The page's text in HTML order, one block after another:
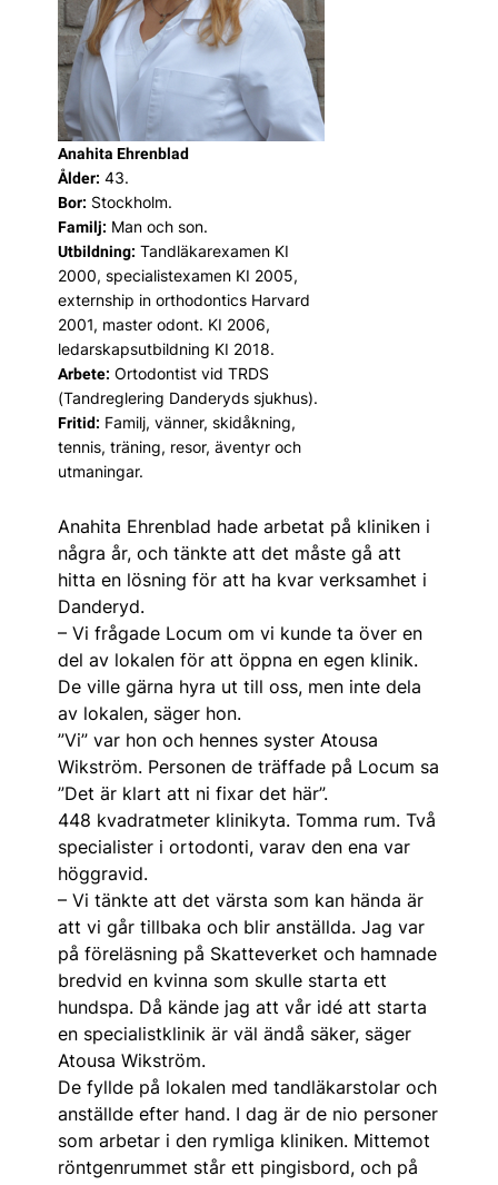
Anahita Ehrenblad
Ålder: 43.
Bor: Stockholm.
Familj: Man och son.
Utbildning: Tandläkarexamen KI
2000, specialistexamen KI 2005,
externship in orthodontics Harvard
2001, master odont. KI 2006,
ledarskapsutbildning KI 2018.
Arbete: Ortodontist vid TRDS
(Tandreglering Danderyds sjukhus).
Fritid: Familj, vänner, skidåkning,
tennis, träning, resor, äventyr och
utmaningar.
Anahita Ehrenblad hade arbetat på kliniken i
några år, och tänkte att det måste gå att
hitta en lösning för att ha kvar verksamhet i
Danderyd.
– Vi frågade Locum om vi kunde ta över en
del av lokalen för att öppna en egen klinik.
De ville gärna hyra ut till oss, men inte dela
av lokalen, säger hon.
”Vi” var hon och hennes syster Atousa
Wikström. Personen de träffade på Locum sa
”Det är klart att ni fixar det här”.
448 kvadratmeter klinik­yta. Tomma rum. Två
specialister i ortodonti, varav den ena var
höggravid.
– Vi tänkte att det värsta som kan hända är
att vi går tillbaka och blir anställda. Jag var
på före­läsning på Skatteverket och hamnade
bredvid en kvinna som skulle starta ett
hundspa. Då kände jag att vår idé att starta
en specialistklinik är väl ändå säker, säger
Atousa Wikström.
De fyllde på lokalen med tandläkarstolar och
anställde efter hand. I dag är de nio personer
som arbetar i den rymliga kliniken. Mittemot
röntgenrummet står ett pingisbord, och på